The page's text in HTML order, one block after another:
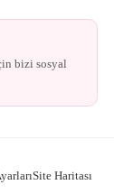
bizi sosyal
Site Haritası